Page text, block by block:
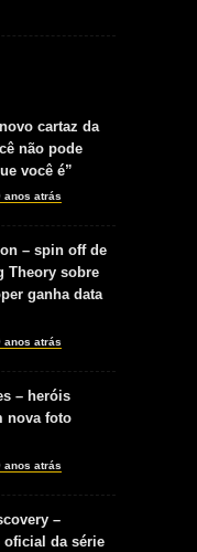
cartaz da
não pode
você é”
anos atrás
– spin off de
Theory sobre
ganha data
anos atrás
– heróis
nova foto
anos atrás
–
da série